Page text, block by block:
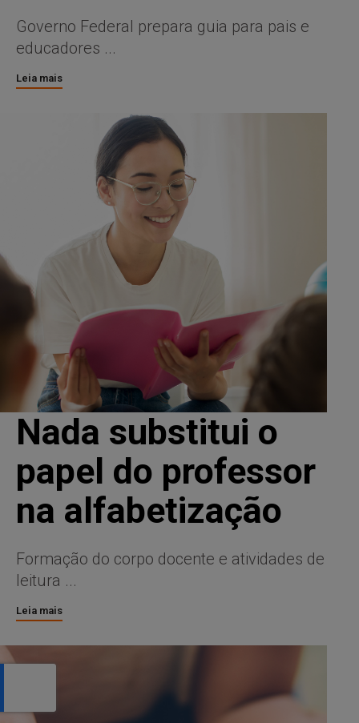
Governo Federal prepara guia para pais e
educadores ...
Leia mais
Nada substitui o
papel do professor
na alfabetização
Formação do corpo docente e atividades de
leitura ...
Leia mais